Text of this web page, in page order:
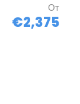
От
€2,375